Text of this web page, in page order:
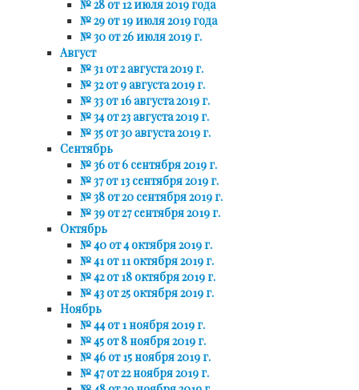
№ 28 от 12 июля 2019 года
№ 29 от 19 июля 2019 года
№ 30 от 26 июля 2019 г.
Август
№ 31 от 2 августа 2019 г.
№ 32 от 9 августа 2019 г.
№ 33 от 16 августа 2019 г.
№ 34 от 23 августа 2019 г.
№ 35 от 30 августа 2019 г.
Сентябрь
№ 36 от 6 сентября 2019 г.
№ 37 от 13 сентября 2019 г.
№ 38 от 20 сентября 2019 г.
№ 39 от 27 сентября 2019 г.
Октябрь
№ 40 от 4 октября 2019 г.
№ 41 от 11 октября 2019 г.
№ 42 от 18 октября 2019 г.
№ 43 от 25 октября 2019 г.
Ноябрь
№ 44 от 1 ноября 2019 г.
№ 45 от 8 ноября 2019 г.
№ 46 от 15 ноября 2019 г.
№ 47 от 22 ноября 2019 г.